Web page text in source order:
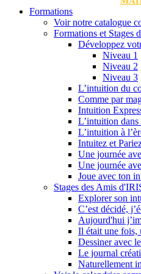
Formations
Voir notre catalogue
Formations et Stages
Développez
Niveau 1
Niveau 2
Niveau 3
L’intuition du
Comme par
Intuition
L’intuition dans
L’intuition à
Intuitez et
Une journée
Une journée
Joue avec ton
Stages des Amis
Explorer son
C’est décidé,
Aujourd'hui
Il était une fois,
Dessiner avec
Le journal
Naturellement